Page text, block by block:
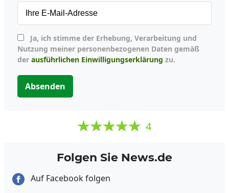
Nutzung meiner personenbezogenen Daten gemäß
der ausführlichen Einwilligungserklärung zu.
Absenden
4
Folgen Sie News.de
Auf Facebook folgen